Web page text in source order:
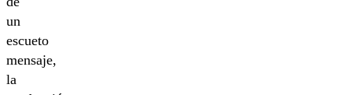
un
escueto
mensaje,
la